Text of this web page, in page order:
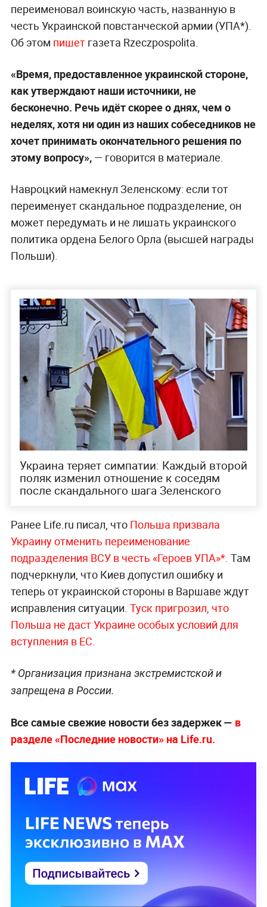
переименовал воинскую часть, названную в
честь Украинской повстанческой армии (УПА*).
Об этом пишетгазета Rzeczpospolita.
«Время, предоставленное украинской стороне,
как утверждают наши источники, не
бесконечно. Речь идёт скорее о днях, чем о
неделях, хотя ни один из наших собеседников не
хочет принимать окончательного решения по
этому вопросу», — говорится в материале.
Навроцкий намекнул Зеленскому: если тот
переименует скандальное подразделение, он
может передумать и не лишать украинского
политика ордена Белого Орла (высшей награды
Польши).
Украина теряет симпатии: Каждый второй
поляк изменил отношение к соседям
после скандального шага Зеленского
Ранее Life.ru писал, что Польша призвала
Украину отменить переименование
подразделения ВСУ в честь «Героев УПА»*. Там
подчеркнули, что Киев допустил ошибку и
теперь от украинской стороны в Варшаве ждут
исправления ситуации. Туск пригрозил, что
Польша не даст Украине особых условий для
вступления в ЕС.
* Организация признана экстремистской и
запрещена в России.
Все самые свежие новости без задержек — в
разделе «Последние новости» на Life.ru.